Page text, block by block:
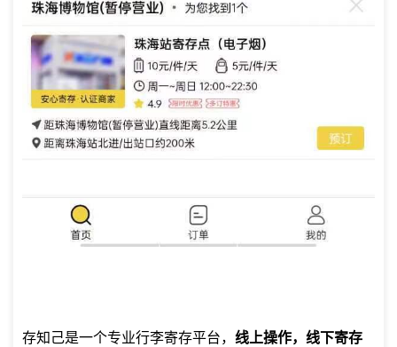
存知己是一个专业行李寄存平台， 线上操作，线下寄存